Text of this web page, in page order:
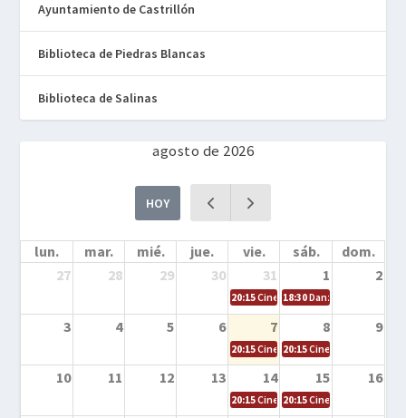
Ayuntamiento de Castrillón
Biblioteca de Piedras Blancas
Biblioteca de Salinas
agosto de 2026
HOY
lun. mar. mié. jue. vie. sáb.
dom.
27
28 29 30 31 1 2
20:15Cine en la calle – Cómo
18:30Danza – Cita en el
3 4 5 6 7 8 9
20:15Cine en la calle – El niño y la
20:15Cine en la calle –
10 11 12 13 14 15 16
20:15Cine en la calle – Tortugas
20:15Cine en la calle –